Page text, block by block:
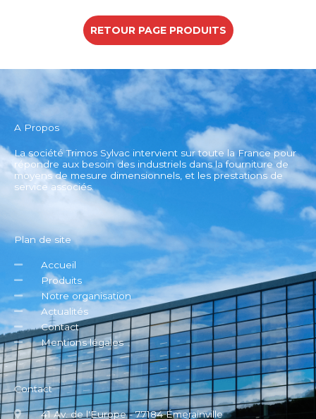
RETOUR PAGE PRODUITS
A Propos
La société Trimos Sylvac intervient sur toute la France pour
répondre aux besoin des industriels dans la fourniture de
moyens de mesure dimensionnels, et les prestations de
service associés.
Plan de site
Accueil
Produits
Notre organisation
Actualités
Contact
Mentions légales
Contact
41 Av. de l'Europe - 77184 Émerainville